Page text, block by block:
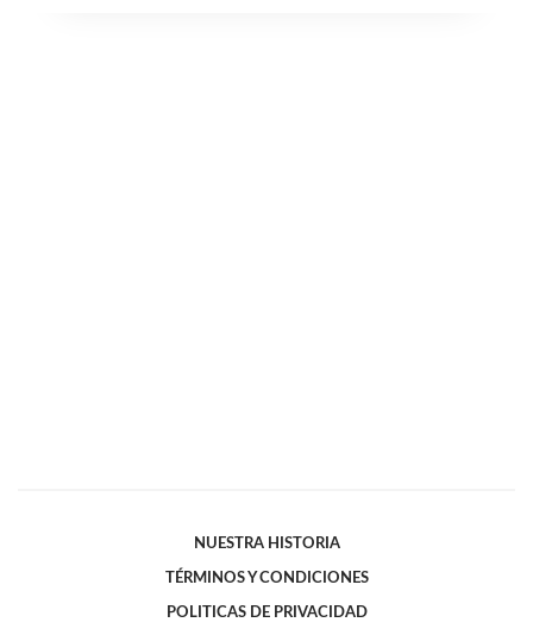
NUESTRA HISTORIA
TÉRMINOS Y CONDICIONES
POLITICAS DE PRIVACIDAD